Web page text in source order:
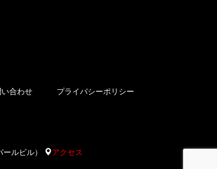
合わせ プライバシーポリシー
ルビル）
アクセス